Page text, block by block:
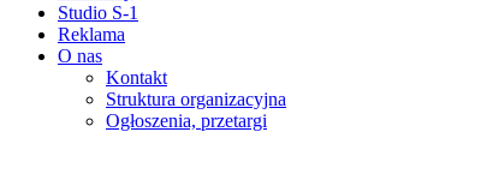
Studio S-1
Reklama
O nas
Kontakt
Struktura organizacyjna
Ogłoszenia, przetargi